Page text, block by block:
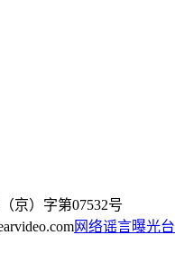
京）字第07532号
网络谣言曝光台